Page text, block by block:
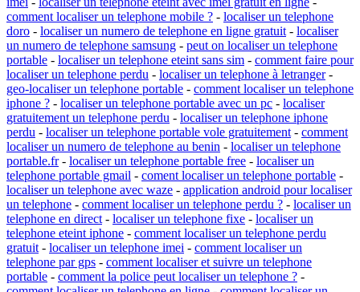
comment localiser un telephone mobile ? - localiser un telephone
doro - localiser un numero de telephone en ligne gratuit - localiser
un numero de telephone samsung - peut on localiser un telephone
portable - localiser un telephone eteint sans sim - comment faire pour
localiser un telephone perdu - localiser un telephone à letranger-
geo-localiser un telephone portable - comment localiser un telephone
iphone ? - localiser un telephone portable avec un pc - localiser
gratuitement un telephone perdu - localiser un telephone iphone
perdu - localiser un telephone portable vole gratuitement - comment
localiser un numero de telephone au benin - localiser un telephone
portable.fr- localiser un telephone portable free - localiser un
telephone portable gmail - coment localiser un telephone portable -
localiser un telephone avec waze - application android pour localiser
un telephone - comment localiser un telephone perdu ? - localiser un
telephone en direct - localiser un telephone fixe - localiser un
telephone eteint iphone - comment localiser un telephone perdu
gratuit - localiser un telephone imei - comment localiser un
telephone par gps - comment localiser et suivre un telephone
portable - comment la police peut localiser un telephone ? -